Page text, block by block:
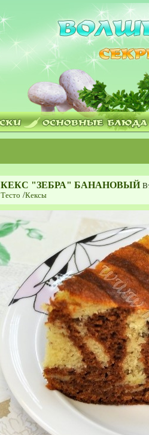
КЕКС "ЗЕБРА" БАНАНОВЫЙ
Тесто /Кексы